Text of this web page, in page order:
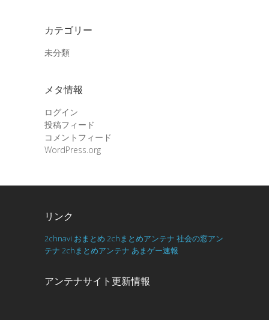
カテゴリー
未分類
メタ情報
ログイン
投稿フィード
コメントフィード
WordPress.org
リンク
2chnavi おまとめ 2chまとめアンテナ 社会の窓アン
テナ 2chまとめアンテナ あまゲー速報
アンテナサイト更新情報